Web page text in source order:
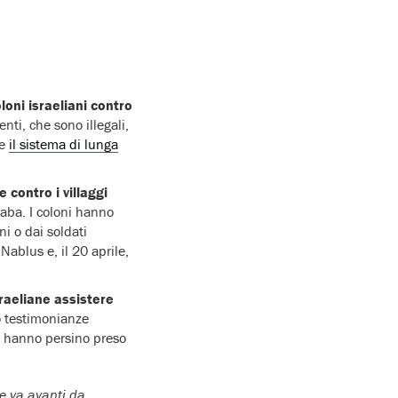
israeliani contro
che sono illegali,
il sistema di lunga
contro i villaggi
I coloni hanno
o dai soldati
e, il 20 aprile,
assistere
testimonianze
persino preso
va avanti da